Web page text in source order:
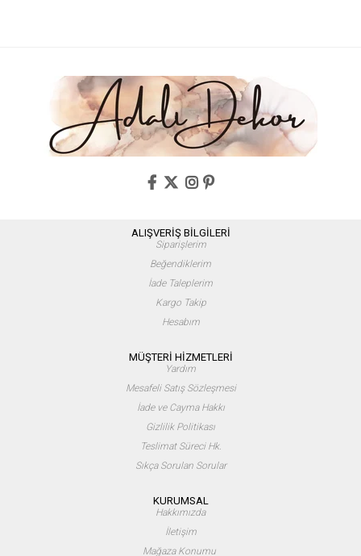
ALIŞVERİŞ BİLGİLERİ
Siparişlerim
Beğendiklerim
İade Taleplerim
Kargo Takip
Hesabım
MÜŞTERİ HİZMETLERİ
Yardım
Mesafeli Satış Sözleşmesi
İade ve Cayma Hakkı
Gizlilik Politikası
Teslimat Süreci Hk.
Sıkça Sorulan Sorular
KURUMSAL
Hakkımızda
İletişim
Mağaza Konumu